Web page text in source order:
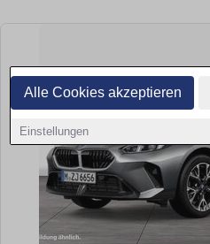
Alle Cookies akzeptieren
Einstellungen